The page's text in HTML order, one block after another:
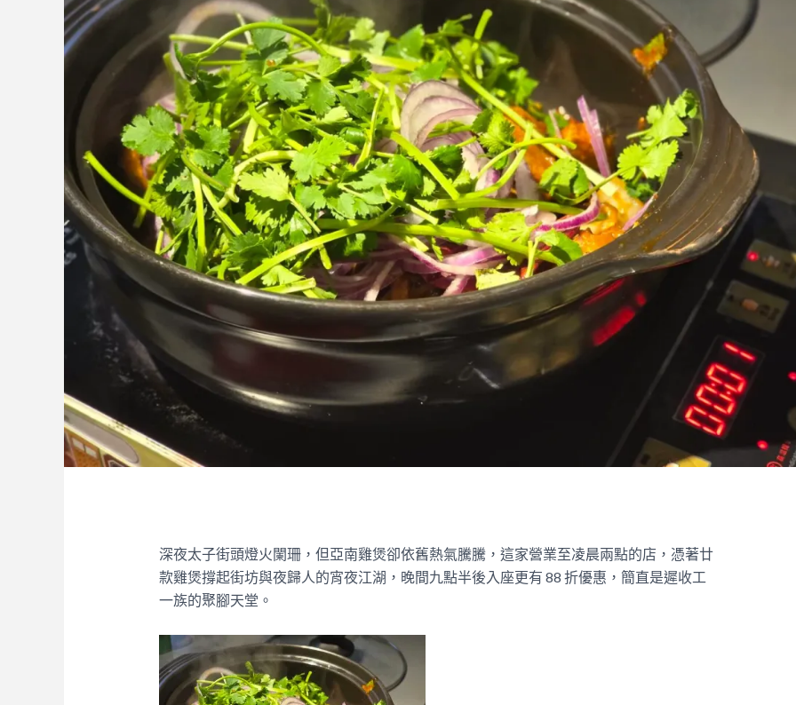
深夜太子街頭燈火闌珊，但亞南雞煲卻依舊熱氣騰騰，這家營業至凌晨兩點的店，憑著廿
款雞煲撐起街坊與夜歸人的宵夜江湖，晚間九點半後入座更有 88 折優惠，簡直是遲收工
一族的聚腳天堂。